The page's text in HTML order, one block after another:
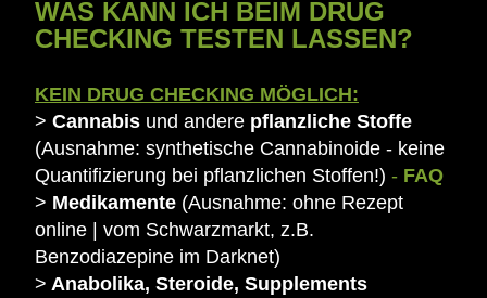
WAS KANN ICH BEIM DRUG
CHECKING TESTEN LASSEN?
KEIN DRUG CHECKING MÖGLICH:
> Cannabis und andere pflanzliche Stoffe
(Ausnahme: synthetische Cannabinoide - keine
Quantifizierung bei pflanzlichen Stoffen!) - FAQ
> Medikamente (Ausnahme: ohne Rezept
online | vom Schwarzmarkt, z.B.
Benzodiazepine im Darknet)
> Anabolika, Steroide, Supplements